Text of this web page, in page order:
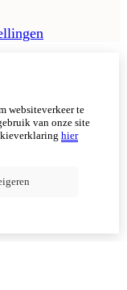
websiteverkeer te
van onze site
hier
in Tholen en
worden,